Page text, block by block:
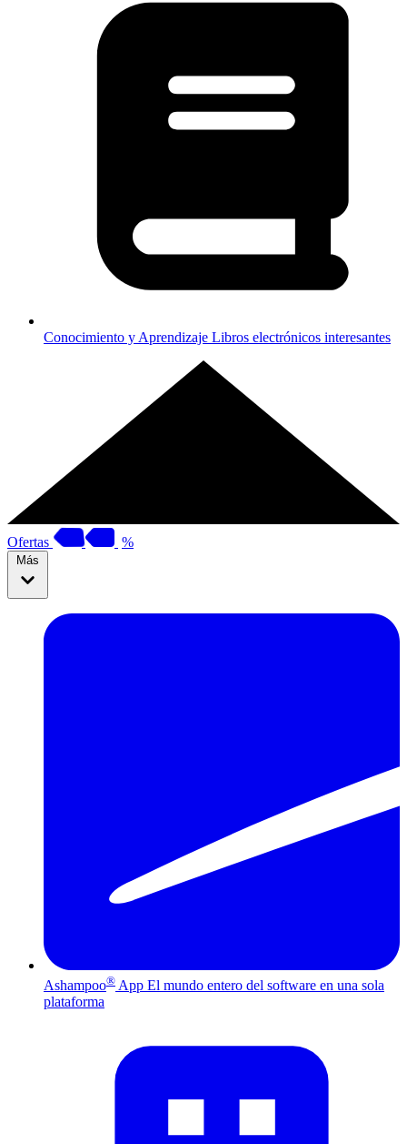
Conocimiento y Aprendizaje Libros electrónicos interesantes
Ofertas %
Más
Ashampoo® App El mundo entero del software en una sola
plataforma